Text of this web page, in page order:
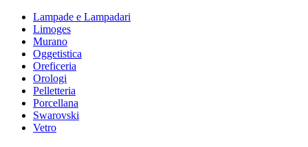
Lampade e Lampadari
Limoges
Murano
Oggetistica
Oreficeria
Orologi
Pelletteria
Porcellana
Swarovski
Vetro